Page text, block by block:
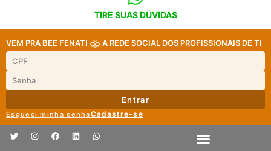
TIRE SUAS DÚVIDAS
VEM PRA BEE FENATI A REDE SOCIAL DOS PROFISSIONAIS DE TI
Entrar
Esqueci minha senhaCadastre-se